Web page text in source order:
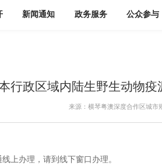
新闻通知 政务服务 公众参与
行政区域内陆生野生动物
来源：横琴粤澳深度合作区城市
上办理，请到线下窗口办理。